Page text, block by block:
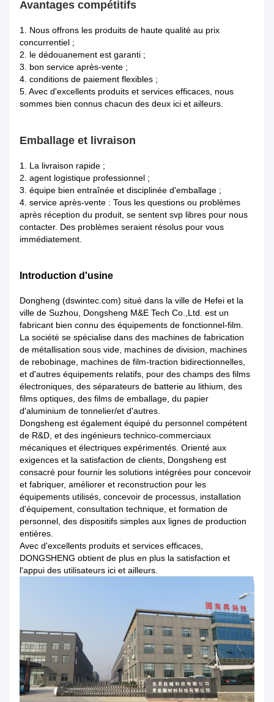
Avantages compétitifs
1. Nous offrons les produits de haute qualité au prix
concurrentiel ;
2. le dédouanement est garanti ;
3. bon service après-vente ;
4. conditions de paiement flexibles ;
5. Avec d'excellents produits et services efficaces, nous
sommes bien connus chacun des deux ici et ailleurs.
Emballage et livraison
1. La livraison rapide ;
2. agent logistique professionnel ;
3. équipe bien entraînée et disciplinée d'emballage ;
4. service après-vente : Tous les questions ou problèmes
après réception du produit, se sentent svp libres pour nous
contacter. Des problèmes seraient résolus pour vous
immédiatement.
Introduction d'usine
Dongheng (dswintec.com) situé dans la ville de Hefei et la
ville de Suzhou, Dongsheng M&E Tech Co.,Ltd. est un
fabricant bien connu des équipements de fonctionnel-film.
La société se spécialise dans des machines de fabrication
de métallisation sous vide, machines de division, machines
de rebobinage, machines de film-traction bidirectionnelles,
et d'autres équipements relatifs, pour des champs des films
électroniques, des séparateurs de batterie au lithium, des
films optiques, des films de emballage, du papier
d'aluminium de tonnelier/et d'autres.
Dongsheng est également équipé du personnel compétent
de R&D, et des ingénieurs technico-commerciaux
mécaniques et électriques expérimentés. Orienté aux
exigences et la satisfaction de clients, Dongsheng est
consacré pour fournir les solutions intégrées pour concevoir
et fabriquer, améliorer et reconstruction pour les
équipements utilisés, concevoir de processus, installation
d'équipement, consultation technique, et formation de
personnel, des dispositifs simples aux lignes de production
entières.
Avec d'excellents produits et services efficaces,
DONGSHENG obtient de plus en plus la satisfaction et
l'appui des utilisateurs ici et ailleurs.